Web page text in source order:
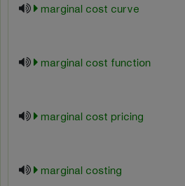
marginal cost curve
marginal cost function
marginal cost pricing
marginal costing